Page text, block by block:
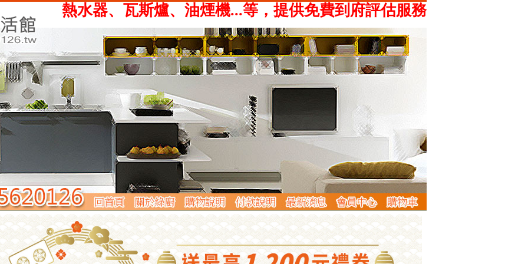
瓦斯爐、油煙機...等，提供免費到府評估服務